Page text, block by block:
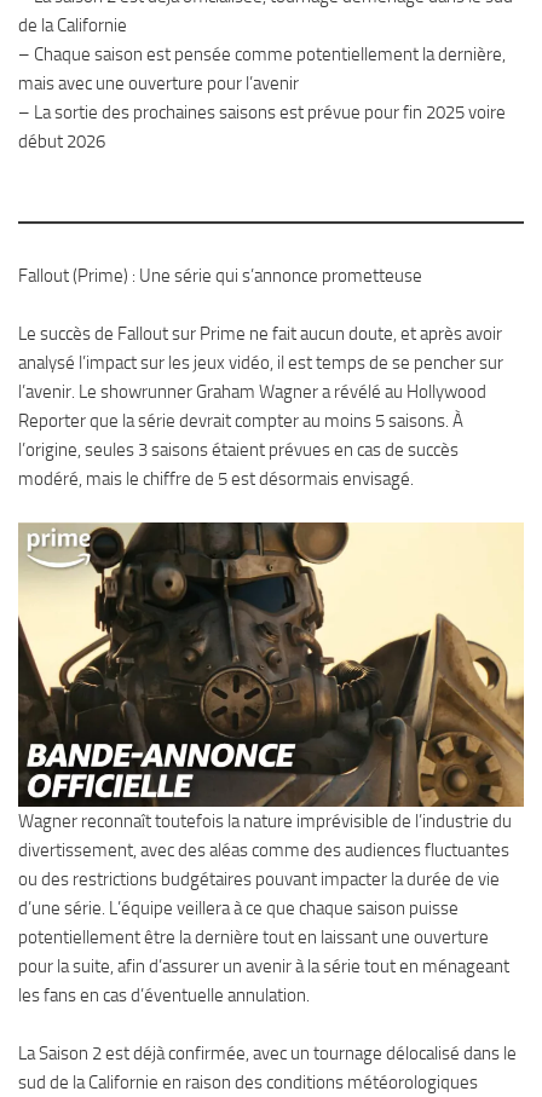
de la Californie
– Chaque saison est pensée comme potentiellement la dernière,
mais avec une ouverture pour l’avenir
– La sortie des prochaines saisons est prévue pour fin 2025 voire
début 2026
Fallout (Prime) : Une série qui s’annonce prometteuse
Le succès de Fallout sur Prime ne fait aucun doute, et après avoir
analysé l’impact sur les jeux vidéo, il est temps de se pencher sur
l’avenir. Le showrunner Graham Wagner a révélé au Hollywood
Reporter que la série devrait compter au moins 5 saisons. À
l’origine, seules 3 saisons étaient prévues en cas de succès
modéré, mais le chiffre de 5 est désormais envisagé.
Wagner reconnaît toutefois la nature imprévisible de l’industrie du
divertissement, avec des aléas comme des audiences fluctuantes
ou des restrictions budgétaires pouvant impacter la durée de vie
d’une série. L’équipe veillera à ce que chaque saison puisse
potentiellement être la dernière tout en laissant une ouverture
pour la suite, afin d’assurer un avenir à la série tout en ménageant
les fans en cas d’éventuelle annulation.
La Saison 2 est déjà confirmée, avec un tournage délocalisé dans le
sud de la Californie en raison des conditions météorologiques